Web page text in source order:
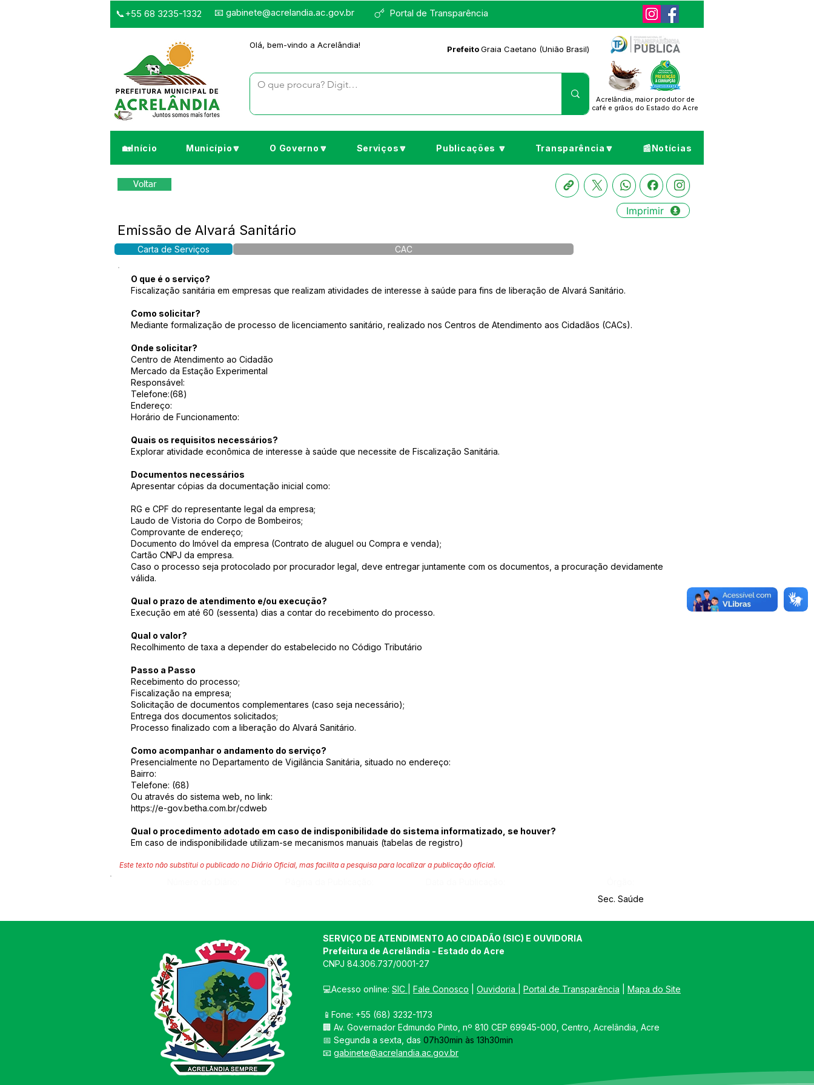
Portal de Transparência
📞+55 68 3235-1332 📧 gabinete@acrelandia.ac.gov.br
Olá, bem-vindo a Acrelândia! PrefeitoGraia Caetano (União Brasil)
Acrelândia, maior produtor de
café e grãos do Estado do Acre
🏡Início Município🔽 O Governo🔽 Serviços🔽 Publicações 🔽 Transparência🔽 📰Notícias
Voltar
Imprimir
Emissão de Alvará Sanitário
Carta de Serviços CAC
O que é o serviço?
Fiscalização sanitária em empresas que realizam atividades de interesse à saúde para fins de liberação de Alvará Sanitário.
Como solicitar?
Mediante formalização de processo de licenciamento sanitário, realizado nos Centros de Atendimento aos Cidadãos (CACs).
Onde solicitar?
Centro de Atendimento ao Cidadão
Mercado da Estação Experimental
Responsável:
Telefone:(68)
Endereço:
Horário de Funcionamento:
Quais os requisitos necessários?
Explorar atividade econômica de interesse à saúde que necessite de Fiscalização Sanitária.
Documentos necessários
Apresentar cópias da documentação inicial como:
RG e CPF do representante legal da empresa;
Laudo de Vistoria do Corpo de Bombeiros;
Comprovante de endereço;
Documento do Imóvel da empresa (Contrato de aluguel ou Compra e venda);
Cartão CNPJ da empresa.
Caso o processo seja protocolado por procurador legal, deve entregar juntamente com os documentos, a procuração devidamente
válida.
Qual o prazo de atendimento e/ou execução?
Execução em até 60 (sessenta) dias a contar do recebimento do processo.
Qual o valor?
Recolhimento de taxa a depender do estabelecido no Código Tributário
Passo a Passo
Recebimento do processo;
Fiscalização na empresa;
Solicitação de documentos complementares (caso seja necessário);
Entrega dos documentos solicitados;
Processo finalizado com a liberação do Alvará Sanitário.
Como acompanhar o andamento do serviço?
Presencialmente no Departamento de Vigilância Sanitária, situado no endereço:
Bairro:
Telefone: (68)
Ou através do sistema web, no link:
https://e-gov.betha.com.br/cdweb
Qual o procedimento adotado em caso de indisponibilidade do sistema informatizado, se houver?
Em caso de indisponibilidade utilizam-se mecanismos manuais (tabelas de registro)
Este texto não substitui o publicado no Diário Oficial, mas facilita a pesquisa para localizar a publicação oficial.
Sec. Saúde
SERVIÇO DE ATENDIMENTO AO CIDADÃO (SIC) E OUVIDORIA
Prefeitura de Acrelândia - Estado do Acre
CNPJ 84.306.737/0001-27
💻Acesso online: SIC Fale Conosco Ouvidoria Portal de Transparência Mapa do Site
📱Fone: +55 (68) 3232-1173
🏢 Av. Governador Edmundo Pinto, nº 810 CEP 69945-000, Centro, Acrelândia, Acre
📅 Segunda a sexta, das 07h30min às 13h30min
📧 gabinete@acrelandia.ac.gov.br